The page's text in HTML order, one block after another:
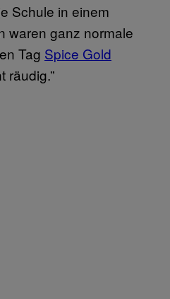
Schule in einem
waren ganz normale
Tag Spice Gold
räudig.”